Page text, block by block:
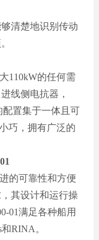
清楚地识别传动
110kW的任何需
线侧电抗器，
置集于一体且可
巧，拥有广泛的
的可靠性和方便
其设计和运行操
01满足各种船用
RINA。